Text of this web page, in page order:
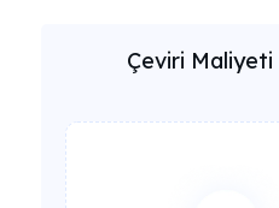
Çeviri Maliyeti